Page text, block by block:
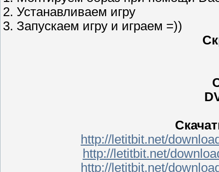
2. Устанавливаем игру
3. Запускаем игру и играем =))
http://letitbit.net/
http://letitbit.net/
http://letitbit.net/